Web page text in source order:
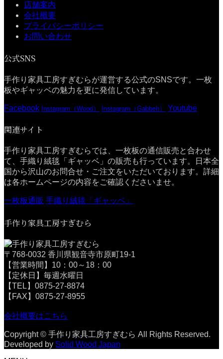
店舗案内
会社概要
プライバシーポリシー
お問い合わせ
公式SNS
手作り家具工房すぎむらが運営する公式のSNSです。一枚
板やギャッベの魅力を更に発信しています。
Facebook Instagram（Wood） Instagram（Gabbeh） Youtube
関連サイト
手作り家具工房すぎむらでは、一枚板の通信販売と合わせ
て、手織り絨毯「ギャッベ」の販売も行っています。日本全
国から沢山のお問合せ・ご注文をいただいております。詳細
は各ホームページの内容をご確認くださいませ。
一枚板通販 手織り絨毯「ギャッベ」
手作り家具工房すぎむら
〒768-0032 香川県観音寺市原町19-1
【営業時間】10：00～18：00
【定休日】毎週水曜日
【TEL】0875-27-8874
【FAX】0875-27-8955
会社概要はこちら
Copyright © 手作り家具工房すぎむら All Rights Reserved.
Developed by Solid Wood Japan